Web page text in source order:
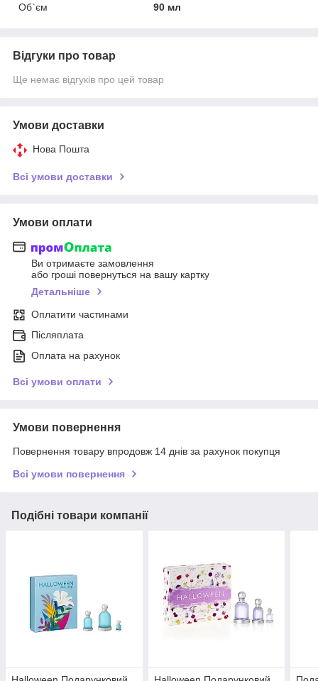
Об`єм
90 мл
Відгуки про товар
Ще немає відгуків про цей товар
Умови доставки
Нова Пошта
Всі умови доставки
Умови оплати
Ви отримаєте замовлення
або гроші повернуться на вашу картку
Детальніше
Оплатити частинами
Післяплата
Оплата на рахунок
Всі умови оплати
Умови повернення
Повернення товару впродовж 14 днів за рахунок покупця
Всі умови повернення
Подібні товари компанії